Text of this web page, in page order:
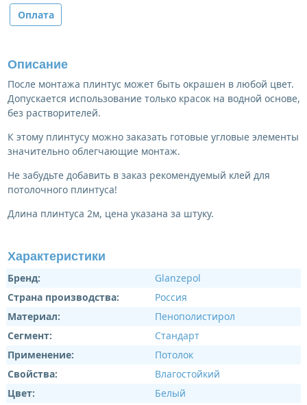
Оплата
Описание
После монтажа плинтус может быть окрашен в любой цвет.
Допускается использование только красок на водной основе,
без растворителей.
К этому плинтусу можно заказать готовые угловые элементы
значительно облегчающие монтаж.
Не забудьте добавить в заказ рекомендуемый клей для
потолочного плинтуса!
Длина плинтуса 2м, цена указана за штуку.
Характеристики
Бренд:
Glanzepol
Страна производства:
Россия
Материал:
Пенополистирол
Сегмент:
Стандарт
Применение:
Потолок
Свойства:
Влагостойкий
Цвет:
Белый